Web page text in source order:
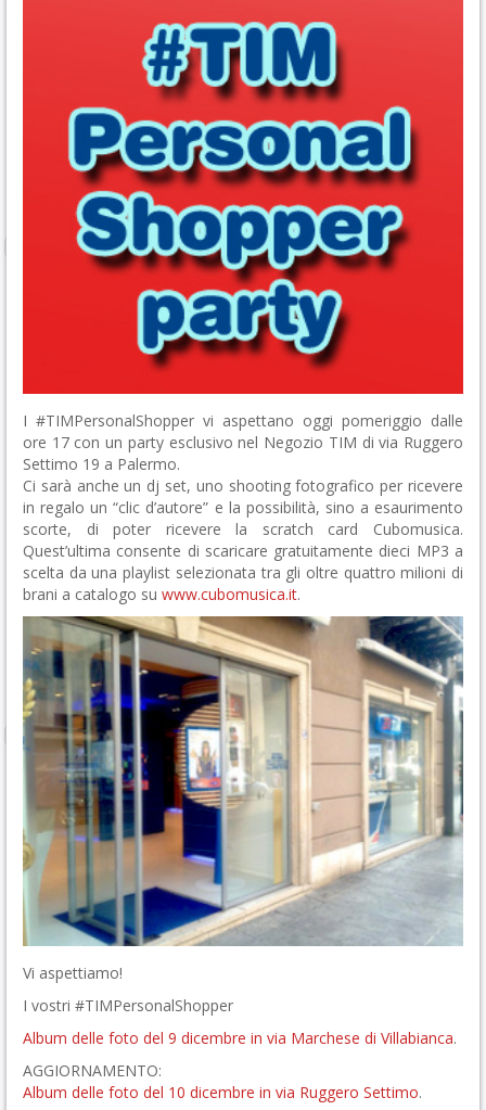
I #TIMPersonalShopper vi aspettano oggi pomeriggio dalle
ore 17 con un party esclusivo nel Negozio TIM di via Ruggero
Settimo 19 a Palermo.
Ci sarà anche un dj set, uno shooting fotografico per ricevere
in regalo un “clic d’autore” e la possibilità, sino a esaurimento
scorte, di poter ricevere la scratch card Cubomusica.
Quest’ultima consente di scaricare gratuitamente dieci MP3 a
scelta da una playlist selezionata tra gli oltre quattro milioni di
brani a catalogo su www.cubomusica.it.
Vi aspettiamo!
I vostri #TIMPersonalShopper
Album delle foto del 9 dicembre in via Marchese di Villabianca.
AGGIORNAMENTO:
Album delle foto del 10 dicembre in via Ruggero Settimo.